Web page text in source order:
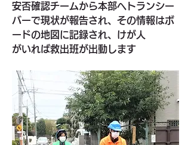
安否確認チームから本部へトランシー
バーで現状が報告され、その情報はボ
ードの地図に記録され、けが人
がいれば救出班が出動します